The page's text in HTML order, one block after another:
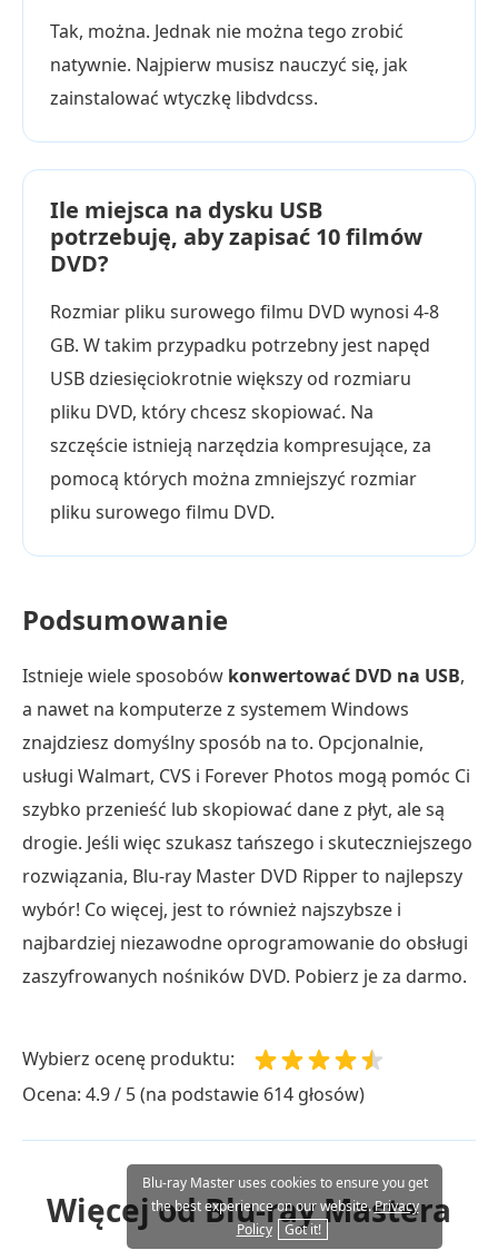
Tak, można. Jednak nie można tego zrobić
natywnie. Najpierw musisz nauczyć się, jak
zainstalować wtyczkę libdvdcss.
Ile miejsca na dysku USB
potrzebuję, aby zapisać 10 filmów
DVD?
Rozmiar pliku surowego filmu DVD wynosi 4-8
GB. W takim przypadku potrzebny jest napęd
USB dziesięciokrotnie większy od rozmiaru
pliku DVD, który chcesz skopiować. Na
szczęście istnieją narzędzia kompresujące, za
pomocą których można zmniejszyć rozmiar
pliku surowego filmu DVD.
Podsumowanie
Istnieje wiele sposobów konwertować DVD na USB,
a nawet na komputerze z systemem Windows
znajdziesz domyślny sposób na to. Opcjonalnie,
usługi Walmart, CVS i Forever Photos mogą pomóc Ci
szybko przenieść lub skopiować dane z płyt, ale są
drogie. Jeśli więc szukasz tańszego i skuteczniejszego
rozwiązania, Blu-ray Master DVD Ripper to najlepszy
wybór! Co więcej, jest to również najszybsze i
najbardziej niezawodne oprogramowanie do obsługi
zaszyfrowanych nośników DVD. Pobierz je za darmo.
Wybierz ocenę produktu:
Ocena: 4.9 / 5 (na podstawie 614 głosów)
Więcej od Blu-ray Mastera
Blu-ray Master uses cookies to ensure you get
the best experience on our website.Privacy
Policy
Got it!